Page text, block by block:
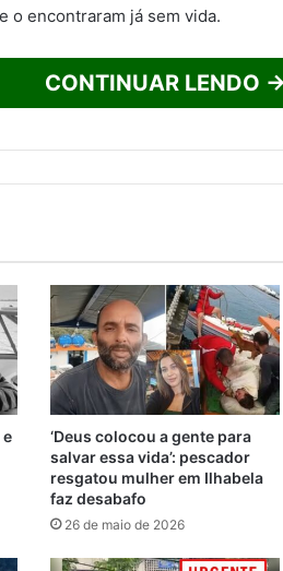
o encontraram já sem vida.
CONTINUAR LENDO →
‘Deus colocou a gente para
salvar essa vida’: pescador
resgatou mulher em Ilhabela
faz desabafo
26 de maio de 2026